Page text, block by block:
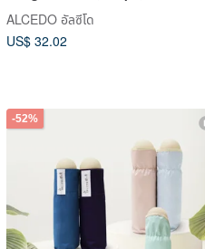
protection, Parasol
ALCEDO อัลซีโด
US$ 32.02
-52%